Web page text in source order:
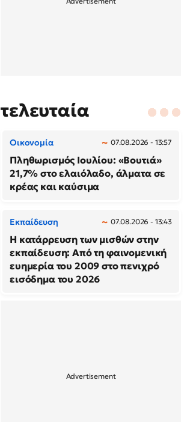
τελευταία
Οικονομία 07.08.2026 - 13:57
Πληθωρισμός Ιουλίου: «Βουτιά»
21,7% στο ελαιόλαδο, άλματα σε
κρέας και καύσιμα
Εκπαίδευση 07.08.2026 - 13:43
Η κατάρρευση των μισθών στην
εκπαίδευση: Από τη φαινομενική
ευημερία του 2009 στο πενιχρό
εισόδημα του 2026